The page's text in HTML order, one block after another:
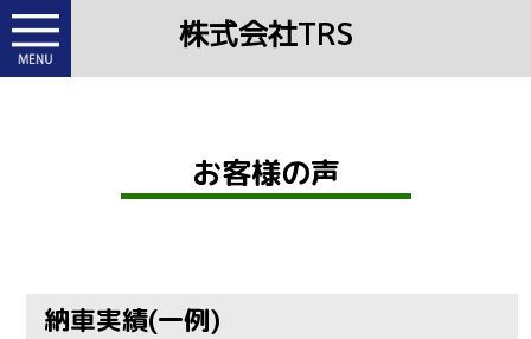
株式会社TRS
お客様の声
納車実績(一例)